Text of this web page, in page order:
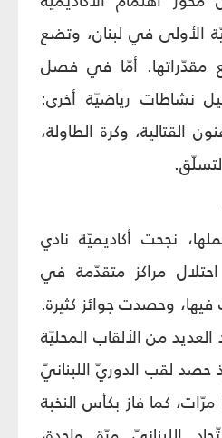
الأولى في لبنان، وتضع
أمّا في فصل
نشاطات رياضيّة أخرى:
القتالية، وكرة الطاولة،
عملها، نجحت أكاديميّة نادي
مراكز متقدّمة في
وحصدت جوائز كثيرة.
من الألقاب المحليّة
حصد لقب الدوريّ اللبنانيّ
8 مرّات وكأس لبنان 6 مرّات، كما فاز بكأس النخبة